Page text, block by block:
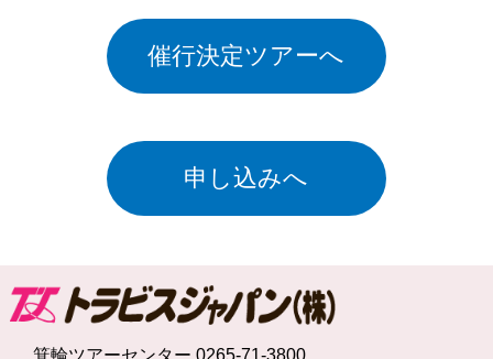
催行決定ツアーへ
申し込みへ